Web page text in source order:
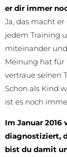
er dir immer
Ja, das macht
jedem Training
miteinander
Meinung hat für
vertraue seinen
Schon als Kind
ist es noch
Im Januar
diagnostiziert,
bist du damit